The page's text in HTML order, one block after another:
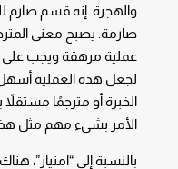
والهجرة. إنه قسم صارم
صارمة. يصبح معنى
عملية مرهقة ويجب
لجعل هذه العملية أسهل
الخبرة أو مترجمًا مستقلاً
الأمر بشيء مهم مثل
بالنسبة إلى “امتياز”،